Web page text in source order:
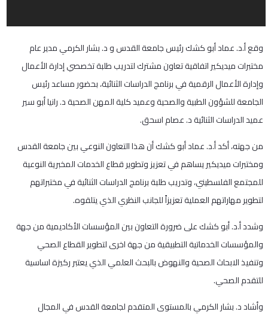
وقع أ.د. عماد أبو كشك رئيس جامعة القدس و د. بشار الكرمي مدير عام
مختبرات ميديكير اتفاقية تعاون مشترك لتدريب طلبة تخصصي إدارة الأعمال
وإدارة الأعمال الرقمية في برنامج الدراسات الثنائية، بحضور مساعد رئيس
الجامعة للشؤون الطبية والصحية وعميد كلية المهن الصحية د. رانيا أبو سير
عميد الدراسات الثنائية د. عصام اسحق.
من جهته، أكد أ.د. عماد أبو كشك أن هذا التعاون النوعي بين جامعة القدس
ومختبرات ميديكير يساهم في تعزيز وتطوير قطاع الخدمات المخبرية النوعية
للمجتمع الفلسطيني، وتدريب طلبة برنامج الدراسات الثنائية في مختبراتهم
لتطوير مهاراتهم العملية تعزيزاً للجانب النظري الذي يتلقوه.
وشدد أ.د. أبو كشك على ضرورة التعاون بين المؤسسات الأكاديمية من جهة
والمؤسسات الخدماتية التطبيقية من جهة اخرى لتطوير القطاع الصحي
وتنفيذ الابحاث الصحية والنهوض بالبحث العلمي الذي يعتبر ركيزة اساسية
للتقدم الصحي.
وأشاد د. بشار الكرمي بالمستوى المتقدم لجامعة القدس في المجال